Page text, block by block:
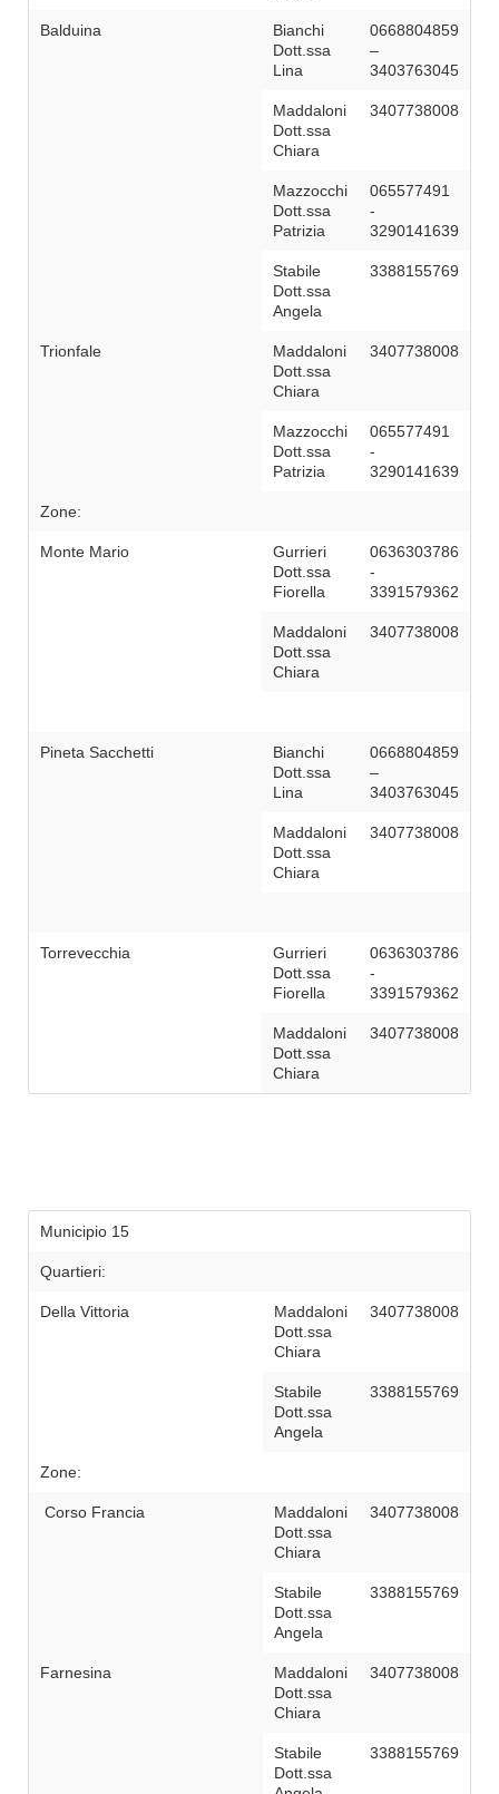
Balduina
Bianchi
Dott.ssa
Lina
0668804859
–
3403763045
Maddaloni
Dott.ssa
Chiara
3407738008
Mazzocchi
Dott.ssa
Patrizia
065577491
-
3290141639
Stabile
Dott.ssa
Angela
3388155769
Trionfale
Maddaloni
Dott.ssa
Chiara
3407738008
Mazzocchi
Dott.ssa
Patrizia
065577491
-
3290141639
Zone:
Monte Mario
Gurrieri
Dott.ssa
Fiorella
0636303786
-
3391579362
Maddaloni
Dott.ssa
Chiara
3407738008
Pineta Sacchetti
Bianchi
Dott.ssa
Lina
0668804859
–
3403763045
Maddaloni
Dott.ssa
Chiara
3407738008
Torrevecchia
Gurrieri
Dott.ssa
Fiorella
0636303786
-
3391579362
Maddaloni
Dott.ssa
Chiara
3407738008
Municipio 15
Quartieri:
Della Vittoria
Maddaloni
Dott.ssa
Chiara
3407738008
Stabile
Dott.ssa
Angela
3388155769
Zone:
Corso Francia
Maddaloni
Dott.ssa
Chiara
3407738008
Stabile
Dott.ssa
Angela
3388155769
Farnesina
Maddaloni
Dott.ssa
Chiara
3407738008
Stabile
Dott.ssa
3388155769